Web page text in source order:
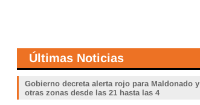
Últimas Noticias
Gobierno decreta alerta rojo para Maldonado y
otras zonas desde las 21 hasta las 4